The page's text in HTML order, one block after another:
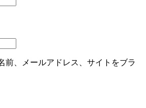
前、メールアドレス、サイトをブラ